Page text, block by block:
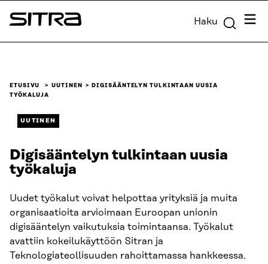
Siirry
suoraan
Sitra Haku
ETUSIVU UUTINEN
DIGISÄÄNTELYN TULKINTAAN UUSIA
TYÖKALUJA
UUTINEN
Digisääntelyn tulkintaan uusia
työkaluja
Uudet työkalut voivat helpottaa yrityksiä ja muita
organisaatioita arvioimaan Euroopan unionin
digisääntelyn vaikutuksia toimintaansa. Työkalut
avattiin kokeilukäyttöön Sitran ja
Teknologiateollisuuden rahoittamassa hankkeessa.